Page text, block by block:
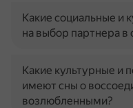
Какие социальные и
на выбор партнера
Какие культурные и
имеют сны о
возлюбленными?